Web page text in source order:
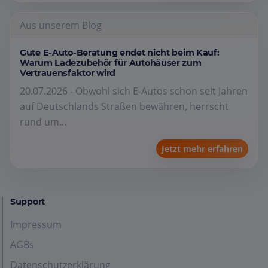
Aus unserem Blog
Gute E-Auto-Beratung endet nicht beim Kauf:
Warum Ladezubehör für Autohäuser zum
Vertrauensfaktor wird
20.07.2026 - Obwohl sich E-Autos schon seit Jahren
auf Deutschlands Straßen bewähren, herrscht
rund um...
Jetzt mehr erfahren
Support
Impressum
AGBs
Datenschutzerklärung